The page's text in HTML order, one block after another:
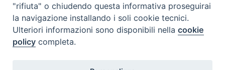
2026 © Diocesi di Castellaneta
"rifiuta" o chiudendo questa informativa proseguirai
la navigazione installando i soli cookie tecnici.
Ulteriori informazioni sono disponibili nellacookie
policy completa.